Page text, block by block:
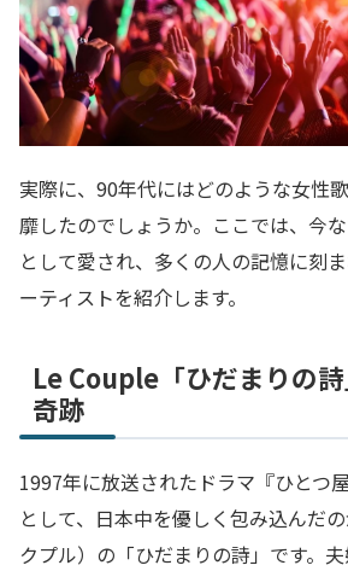
実際に、90年代にはどのような女性
靡したのでしょうか。ここでは、今
として愛され、多くの人の記憶に刻
ーティストを紹介します。
Le Couple「ひだまりの
奇跡
1997年に放送されたドラマ『ひとつ
として、日本中を優しく包み込んだ
クプル）の「ひだまりの詩」です。